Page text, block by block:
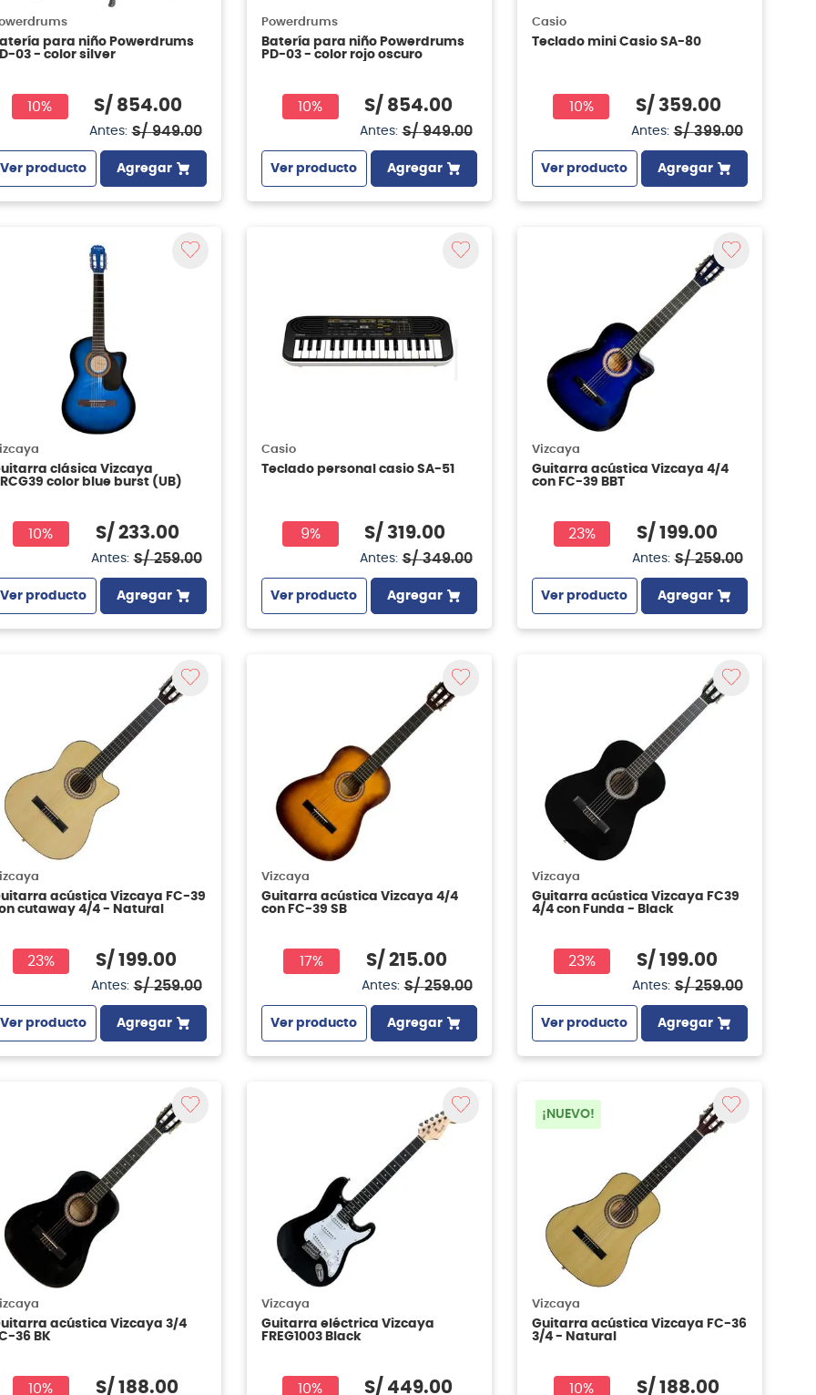
para niño Powerdrums
03 - color silver
10% S/ 854.00
Antes: S/ 949.00
Ver producto Agregar
Powerdrums
Batería para niño Powerdrums
PD-03 - color rojo oscuro
10% S/ 854.00
Antes: S/ 949.00
Ver producto Agregar
Casio
Teclado mini Casio SA-80
10% S/ 359.00
Antes: S/ 399.00
Ver producto Agregar
clásica Vizcaya
color blue burst (UB)
10% S/ 233.00
Antes: S/ 259.00
Ver producto Agregar
Casio
Teclado personal casio SA-51
9% S/ 319.00
Antes: S/ 349.00
Ver producto Agregar
Vizcaya
Guitarra acústica Vizcaya 4/4
con FC-39 BBT
23% S/ 199.00
Antes: S/ 259.00
Ver producto Agregar
acústica Vizcaya FC-39
cutaway 4/4 - Natural
23% S/ 199.00
Antes: S/ 259.00
Ver producto Agregar
Vizcaya
Guitarra acústica Vizcaya 4/4
con FC-39 SB
17% S/ 215.00
Antes: S/ 259.00
Ver producto Agregar
Vizcaya
Guitarra acústica Vizcaya FC39
4/4 con Funda - Black
23% S/ 199.00
Antes: S/ 259.00
Ver producto Agregar
acústica Vizcaya 3/4
36 BK
10% S/ 188.00
Vizcaya
Guitarra eléctrica Vizcaya
FREG1003 Black
10% S/ 449.00
¡NUEVO!
Vizcaya
Guitarra acústica Vizcaya FC-36
3/4 - Natural
10% S/ 188.00